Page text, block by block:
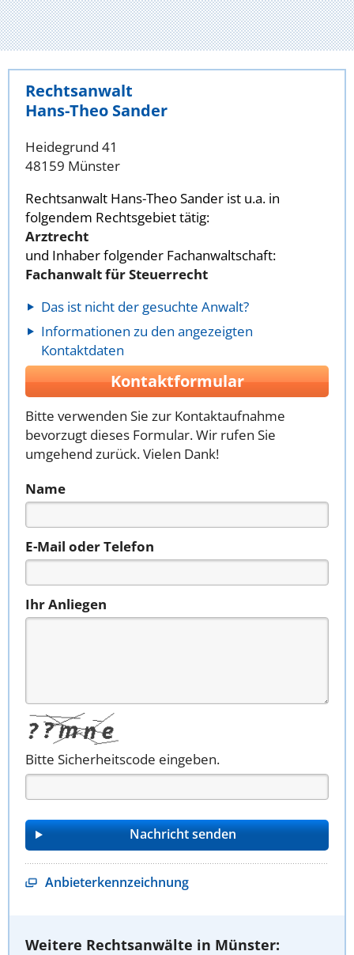
Rechtsanwalt
Hans-Theo Sander
Heidegrund 41
48159 Münster
Rechtsanwalt Hans-Theo Sander ist u.a. in
folgendem Rechtsgebiet tätig:
Arztrecht
und Inhaber folgender Fachanwaltschaft:
Fachanwalt für Steuerrecht
Das ist nicht der gesuchte Anwalt?
Informationen zu den angezeigten
Kontaktdaten
Kontaktformular
Bitte verwenden Sie zur Kontaktaufnahme
bevorzugt dieses Formular. Wir rufen Sie
umgehend zurück. Vielen Dank!
Name
E-Mail oder Telefon
Ihr Anliegen
Bitte Sicherheitscode eingeben.
Anbieterkennzeichnung
Weitere Rechtsanwälte in Münster: